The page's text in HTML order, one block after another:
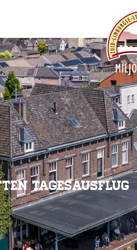
Haltestellen
Parken
Barrierefreiheit
Bahnhof Simpelveld
Häufig gestellte Fragen
Kontakt
Vorstand &
Partner
Stellenangebote
Tagesausflug